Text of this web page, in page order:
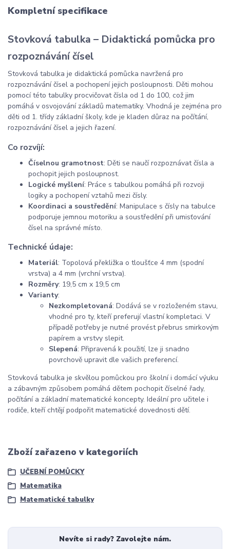
Kompletní specifikace
Stovková tabulka – Didaktická pomůcka pro
rozpoznávání čísel
Stovková tabulka je didaktická pomůcka navržená pro
rozpoznávání čísel a pochopení jejich posloupnosti. Děti mohou
pomocí této tabulky procvičovat čísla od 1 do 100, což jim
pomáhá v osvojování základů matematiky. Vhodná je zejména pro
děti od 1. třídy základní školy, kde je kladen důraz na počítání,
rozpoznávání čísel a jejich řazení.
Co rozvíjí:
Číselnou gramotnost: Děti se naučí rozpoznávat čísla a
pochopit jejich posloupnost.
Logické myšlení: Práce s tabulkou pomáhá při rozvoji
logiky a pochopení vztahů mezi čísly.
Koordinaci a soustředění: Manipulace s čísly na tabulce
podporuje jemnou motoriku a soustředění při umisťování
čísel na správné místo.
Technické údaje:
Materiál: Topolová překližka o tloušťce 4 mm (spodní
vrstva) a 4 mm (vrchní vrstva).
Rozměry: 19,5 cm x 19,5 cm
Varianty:
Nezkompletovaná: Dodává se v rozloženém stavu,
vhodné pro ty, kteří preferují vlastní kompletaci. V
případě potřeby je nutné provést přebrus smirkovým
papírem a vrstvy slepit.
Slepená: Připravená k použití, lze ji snadno
povrchově upravit dle vašich preferencí.
Stovková tabulka je skvělou pomůckou pro školní i domácí výuku
a zábavným způsobem pomáhá dětem pochopit číselné řady,
počítání a základní matematické koncepty. Ideální pro učitele i
rodiče, kteří chtějí podpořit matematické dovednosti dětí.
Zboží zařazeno v kategoriích
UČEBNÍ POMŮCKY
Matematika
Matematické tabulky
Nevíte si rady? Zavolejte nám.